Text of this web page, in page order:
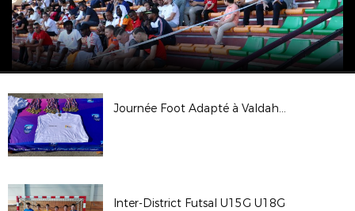
Journée Foot Adapté à Valdahon - 28 Octobre 2021
Inter-District Futsal U15G U18G